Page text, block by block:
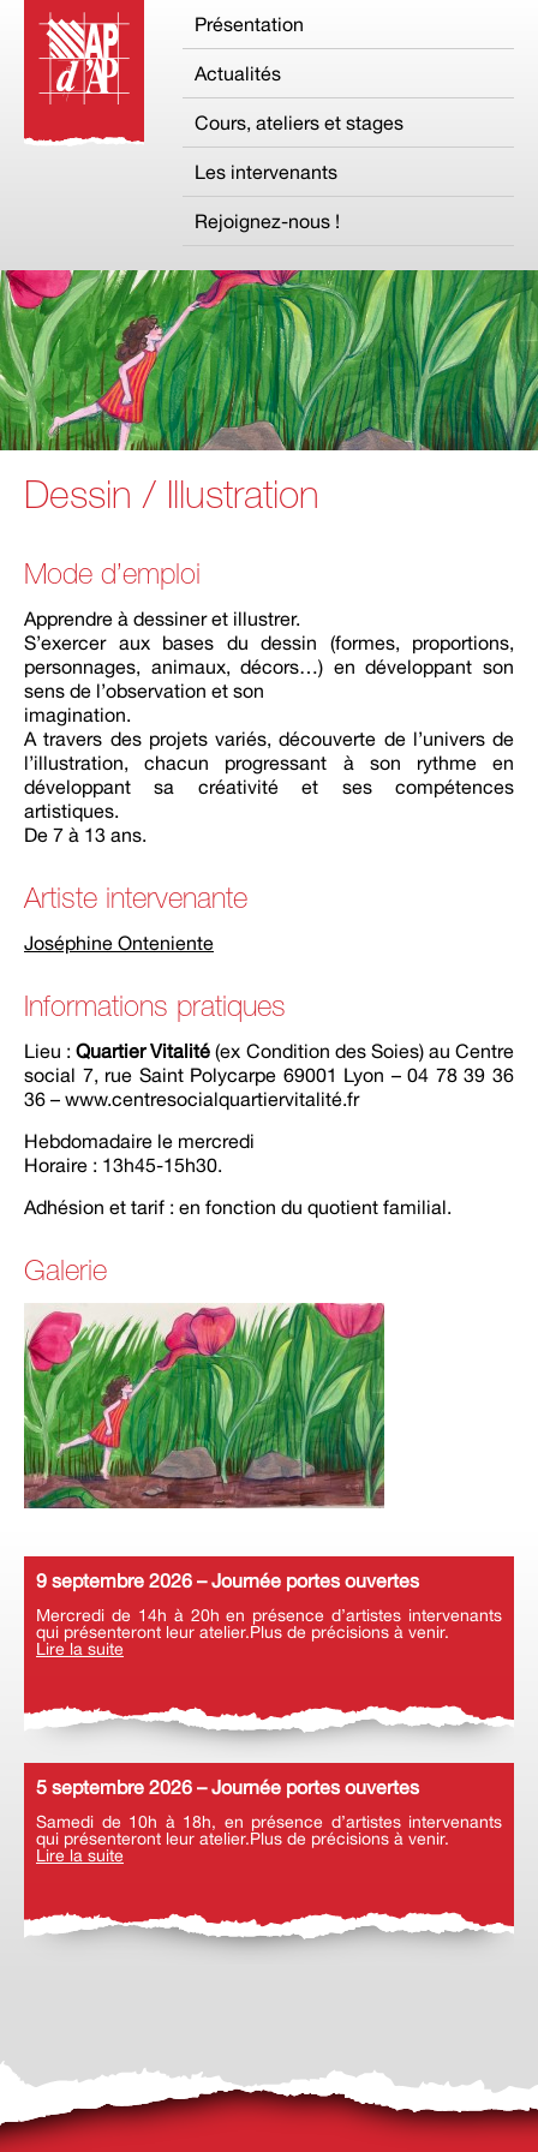
Présentation
Actualités
Cours, ateliers et stages
Les intervenants
Rejoignez-nous !
Dessin / Illustration
Mode d’emploi
Apprendre à dessiner et illustrer.
S’exercer aux bases du dessin (formes, proportions,
personnages, animaux, décors…) en développant son
sens de l’observation et son
imagination.
A travers des projets variés, découverte de l’univers de
l’illustration, chacun progressant à son rythme en
développant sa créativité et ses compétences
artistiques.
De 7 à 13 ans.
Artiste intervenante
Joséphine Onteniente
Informations pratiques
Lieu :Quartier Vitalité (ex Condition des Soies) au Centre
social 7, rue Saint Polycarpe 69001 Lyon – 04 78 39 36
36 – www.centresocialquartiervitalité.fr
Hebdomadaire le mercredi
Horaire : 13h45-15h30.
Adhésion et tarif : en fonction du quotient familial.
Galerie
9 septembre 2026 – Journée portes ouvertes
Mercredi de 14h à 20h en présence d’artistes intervenants
qui présenteront leur atelier.Plus de précisions à venir.
Lire la suite
5 septembre 2026 – Journée portes ouvertes
Samedi de 10h à 18h, en présence d’artistes intervenants
qui présenteront leur atelier.Plus de précisions à venir.
Lire la suite